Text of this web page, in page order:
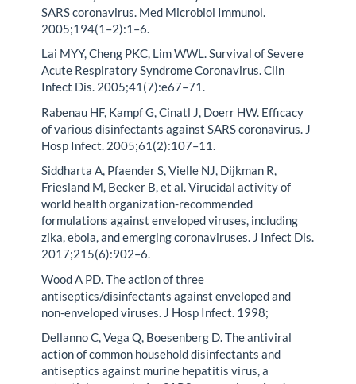
SARS coronavirus. Med Microbiol Immunol.
2005;194(1–2):1–6.
Lai MYY, Cheng PKC, Lim WWL. Survival of Severe
Acute Respiratory Syndrome Coronavirus. Clin
Infect Dis. 2005;41(7):e67–71.
Rabenau HF, Kampf G, Cinatl J, Doerr HW. Efficacy
of various disinfectants against SARS coronavirus. J
Hosp Infect. 2005;61(2):107–11.
Siddharta A, Pfaender S, Vielle NJ, Dijkman R,
Friesland M, Becker B, et al. Virucidal activity of
world health organization-recommended
formulations against enveloped viruses, including
zika, ebola, and emerging coronaviruses. J Infect Dis.
2017;215(6):902–6.
Wood A PD. The action of three
antiseptics/disinfectants against enveloped and
non-enveloped viruses. J Hosp Infect. 1998;
Dellanno C, Vega Q, Boesenberg D. The antiviral
action of common household disinfectants and
antiseptics against murine hepatitis virus, a